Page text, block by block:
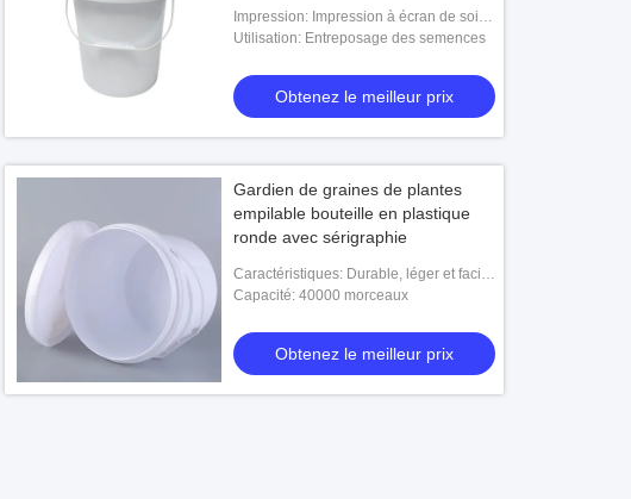
Impression: Impression à écran de soie,
personnalisation
Utilisation: Entreposage des semences
Obtenez le meilleur prix
Gardien de graines de plantes
empilable bouteille en plastique
ronde avec sérigraphie
Caractéristiques: Durable, léger et facile
à nettoyer
Capacité: 40000 morceaux
Obtenez le meilleur prix